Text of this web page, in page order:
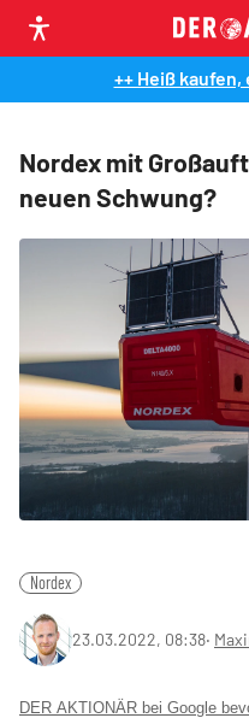
++ Heiß
Nordex mit
neuen Schwung?
Nordex
23.03.2022, 08:38‧
DER AKTIONÄR bei Google